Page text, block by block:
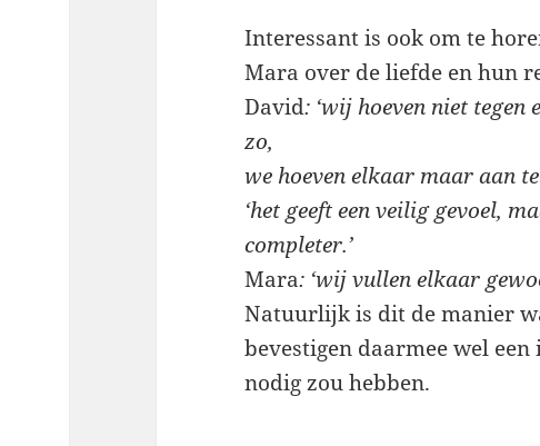
Interessant is ook om te
Mara over de liefde en hun
David: ‘wij hoeven niet
zo,
we hoeven elkaar maar aan
‘het geeft een veilig gevoel,
completer.’
Mara: ‘wij vullen elkaar
Natuurlijk is dit de manier
bevestigen daarmee wel
nodig zou hebben.